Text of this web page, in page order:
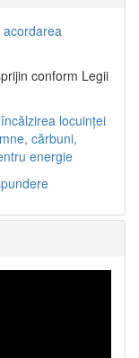
conform Legii
locuinței
cărbuni,
energie